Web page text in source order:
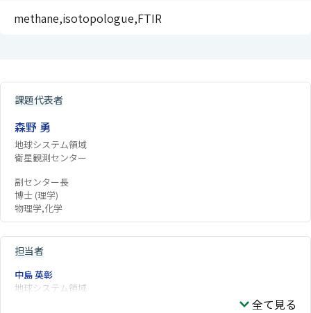
methane,isotopologue,FTIR
課題代表者
森野 勇
地球システム領域
衛星観測センター
副センター長
博士 (理学)
物理学,化学
担当者
中島 英彰
地球システム領域
全て見る